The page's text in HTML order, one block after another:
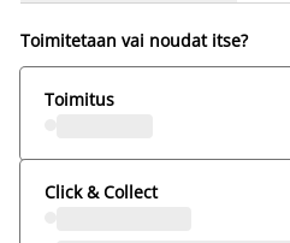
Toimitetaan vai noudat itse?
Toimitus
Click & Collect